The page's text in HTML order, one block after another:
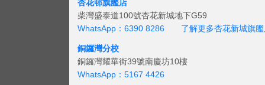
杏花邨旗艦店
柴灣盛泰道100號杏花新城地下G59
WhatsApp：6390 8286
了解更多杏花新城旗
銅鑼灣分校
銅鑼灣耀華街39號南慶坊10樓
WhatsApp：5167 4426